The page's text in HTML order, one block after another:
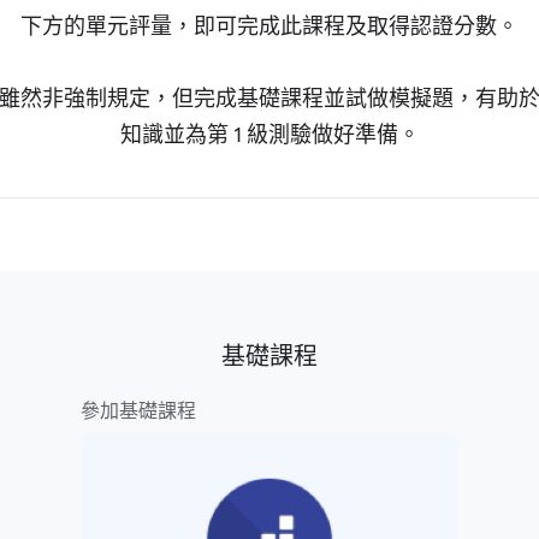
下方的單元評量，即可完成此課程及取得認證分數。
然非強制規定，但完成基礎課程並試做模擬題，有助
知識並為第 1 級測驗做好準備。
基礎課程
參加基礎課程